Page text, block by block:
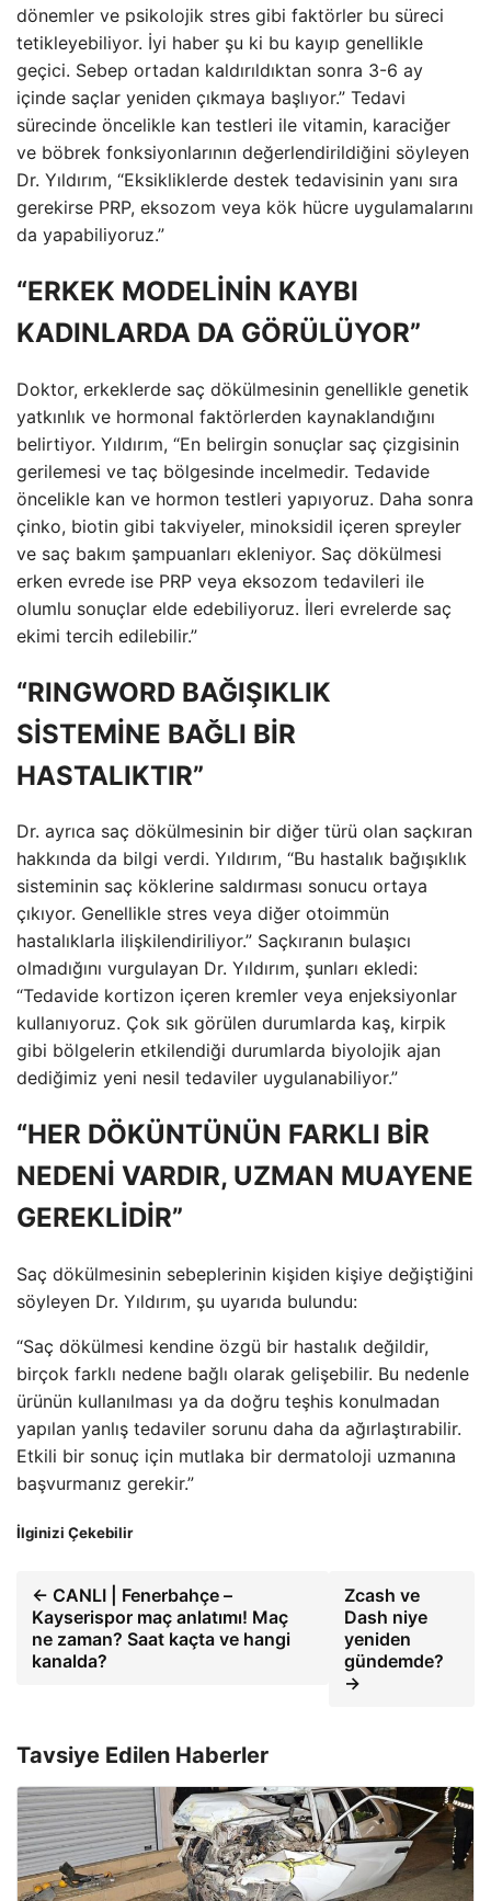
dönemler ve psikolojik stres gibi faktörler bu süreci
tetikleyebiliyor. İyi haber şu ki bu kayıp genellikle
geçici. Sebep ortadan kaldırıldıktan sonra 3-6 ay
içinde saçlar yeniden çıkmaya başlıyor.” Tedavi
sürecinde öncelikle kan testleri ile vitamin, karaciğer
ve böbrek fonksiyonlarının değerlendirildiğini söyleyen
Dr. Yıldırım, “Eksikliklerde destek tedavisinin yanı sıra
gerekirse PRP, eksozom veya kök hücre uygulamalarını
da yapabiliyoruz.”
“ERKEK MODELİNİN KAYBI
KADINLARDA DA GÖRÜLÜYOR”
Doktor, erkeklerde saç dökülmesinin genellikle genetik
yatkınlık ve hormonal faktörlerden kaynaklandığını
belirtiyor. Yıldırım, “En belirgin sonuçlar saç çizgisinin
gerilemesi ve taç bölgesinde incelmedir. Tedavide
öncelikle kan ve hormon testleri yapıyoruz. Daha sonra
çinko, biotin gibi takviyeler, minoksidil içeren spreyler
ve saç bakım şampuanları ekleniyor. Saç dökülmesi
erken evrede ise PRP veya eksozom tedavileri ile
olumlu sonuçlar elde edebiliyoruz. İleri evrelerde saç
ekimi tercih edilebilir.”
“RINGWORD BAĞIŞIKLIK
SİSTEMİNE BAĞLI BİR
HASTALIKTIR”
Dr. ayrıca saç dökülmesinin bir diğer türü olan saçkıran
hakkında da bilgi verdi. Yıldırım, “Bu hastalık bağışıklık
sisteminin saç köklerine saldırması sonucu ortaya
çıkıyor. Genellikle stres veya diğer otoimmün
hastalıklarla ilişkilendiriliyor.” Saçkıranın bulaşıcı
olmadığını vurgulayan Dr. Yıldırım, şunları ekledi:
“Tedavide kortizon içeren kremler veya enjeksiyonlar
kullanıyoruz. Çok sık görülen durumlarda kaş, kirpik
gibi bölgelerin etkilendiği durumlarda biyolojik ajan
dediğimiz yeni nesil tedaviler uygulanabiliyor.”
“HER DÖKÜNTÜNÜN FARKLI BİR
NEDENİ VARDIR, UZMAN MUAYENE
GEREKLİDİR”
Saç dökülmesinin sebeplerinin kişiden kişiye değiştiğini
söyleyen Dr. Yıldırım, şu uyarıda bulundu:
“Saç dökülmesi kendine özgü bir hastalık değildir,
birçok farklı nedene bağlı olarak gelişebilir. Bu nedenle
ürünün kullanılması ya da doğru teşhis konulmadan
yapılan yanlış tedaviler sorunu daha da ağırlaştırabilir.
Etkili bir sonuç için mutlaka bir dermatoloji uzmanına
başvurmanız gerekir.”
İlginizi Çekebilir
← CANLI | Fenerbahçe –
Kayserispor maç anlatımı! Maç
ne zaman? Saat kaçta ve hangi
kanalda?
Zcash ve
Dash niye
yeniden
gündemde?
→
Tavsiye Edilen Haberler